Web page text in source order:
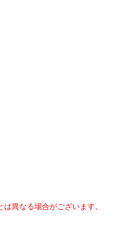
異なる場合がございます。